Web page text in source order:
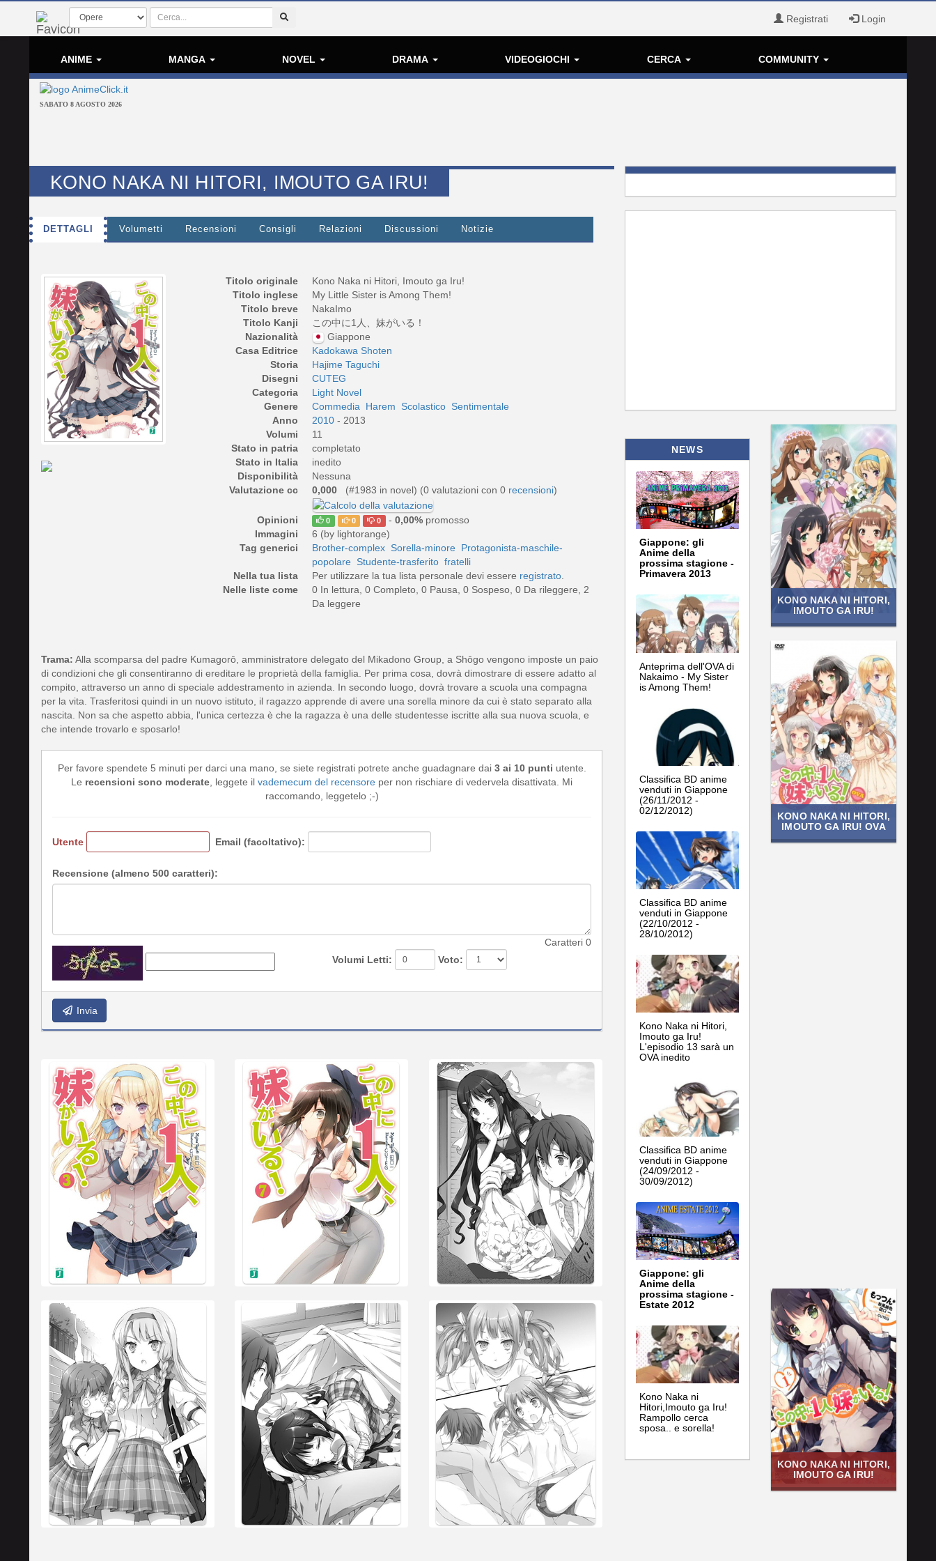
Registrati Login
ANIME MANGA NOVEL DRAMA VIDEOGIOCHI CERCA COMMUNITY
SABATO 8 AGOSTO 2026
KONO NAKA NI HITORI, IMOUTO GA IRU!
DETTAGLI Volumetti Recensioni Consigli Relazioni Discussioni Notizie
Titolo originale
Kono Naka ni Hitori, Imouto ga Iru!
Titolo inglese
My Little Sister is Among Them!
Titolo breve
NakaImo
Titolo Kanji
この中に1人、妹がいる！
Nazionalità
Giappone
Casa Editrice
Kadokawa Shoten
Storia
Hajime Taguchi
Disegni
CUTEG
Categoria
Light Novel
Genere
Commedia Harem Scolastico Sentimentale
Anno
2010 - 2013
Volumi
11
Stato in patria
completato
Stato in Italia
inedito
Disponibilità
Nessuna
Valutazione cc
0,000 (#1983 in novel) (0 valutazioni con 0 recensioni)
Opinioni 0 0 0 - 0,00%promosso
Immagini
6 (by lightorange)
Tag generici
Brother-complex Sorella-minore Protagonista-maschile-
popolare Studente-trasferito fratelli
Nella tua lista
Per utilizzare la tua lista personale devi essere registrato
Nelle liste come
0 In lettura, 0 Completo, 0 Pausa, 0 Sospeso, 0 Da rileggere, 2
Da leggere
Trama: Alla scomparsa del padre Kumagorō, amministratore delegato del Mikadono Group, a Shōgo vengono imposte un paio
di condizioni che gli consentiranno di ereditare le proprietà della famiglia. Per prima cosa, dovrà dimostrare di essere adatto al
compito, attraverso un anno di speciale addestramento in azienda. In secondo luogo, dovrà trovare a scuola una compagna
per la vita. Trasferitosi quindi in un nuovo istituto, il ragazzo apprende di avere una sorella minore da cui è stato separato alla
nascita. Non sa che aspetto abbia, l'unica certezza è che la ragazza è una delle studentesse iscritte alla sua nuova scuola, e
che intende trovarlo e sposarlo!
Per favore spendete 5 minuti per darci una mano, se siete registrati potrete anche guadagnare dai 3 ai 10 punti utente.
Le recensioni sono moderate , leggete il vademecum del recensore per non rischiare di vedervela disattivata. Mi
raccomando, leggetelo ;-)
Utente Email (facoltativo):
Recensione (almeno 500 caratteri):
Caratteri 0
Volumi Letti:
Voto:
Invia
NEWS
Giappone: gli
Anime della
prossima stagione -
Primavera 2013
Anteprima dell'OVA di
Nakaimo - My Sister
is Among Them!
Classifica BD anime
venduti in Giappone
(26/11/2012 -
02/12/2012)
Classifica BD anime
venduti in Giappone
(22/10/2012 -
28/10/2012)
Kono Naka ni Hitori,
Imouto ga Iru!
L'episodio 13 sarà un
OVA inedito
Classifica BD anime
venduti in Giappone
(24/09/2012 -
30/09/2012)
Giappone: gli
Anime della
prossima stagione -
Estate 2012
Kono Naka ni
Hitori,Imouto ga Iru!
Rampollo cerca
sposa.. e sorella!
KONO NAKA NI HITORI,
IMOUTO GA IRU!
KONO NAKA NI HITORI,
IMOUTO GA IRU! OVA
KONO NAKA NI HITORI,
IMOUTO GA IRU!